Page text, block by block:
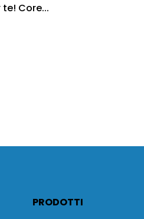
Core...
PRODOTTI